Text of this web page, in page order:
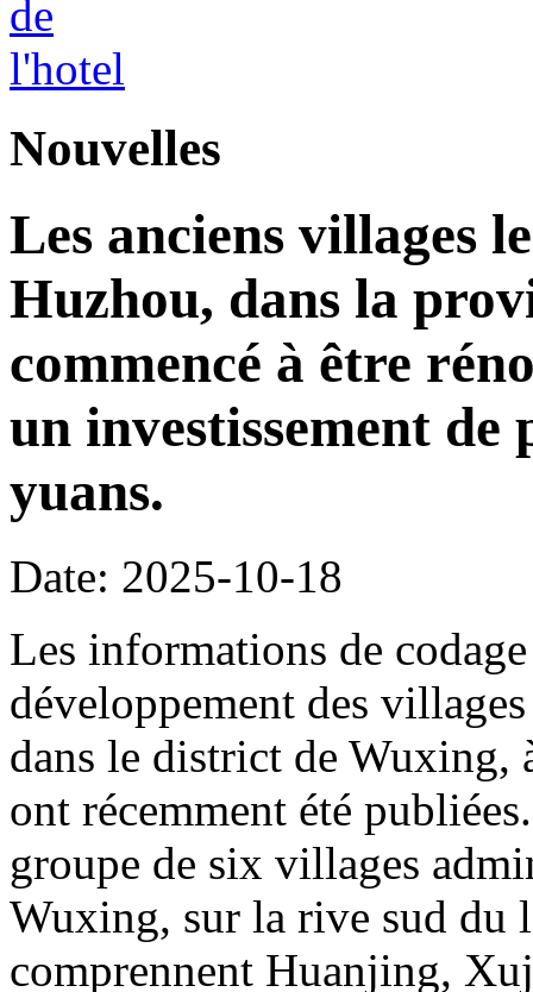
Nouvelles
Les anciens villages
Huzhou, dans la
commencé à être
un investissement
yuans.
Date: 2025-10-18
Les informations de
développement des
dans le district de Wuxing,
ont récemment été
groupe de six villages
Wuxing, sur la rive sud du
comprennent Huanjing,